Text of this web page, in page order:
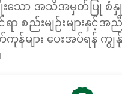
းသော အသိအမှတ်ပြု စံနှုန်
စည်းမျဉ်းများနှင့်
ကုန်များ ပေးအပ်ရန် က